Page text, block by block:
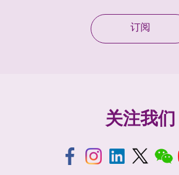
订阅
关注我们